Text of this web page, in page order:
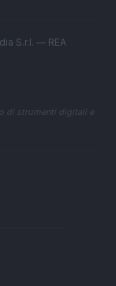
S.r.l. — REA
di strumenti digitali e